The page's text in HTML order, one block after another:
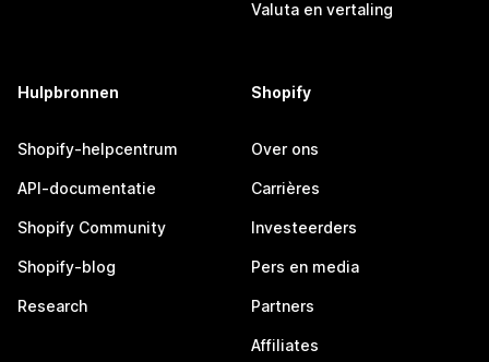
Valuta en vertaling
Hulpbronnen
Shopify-helpcentrum
API-documentatie
Shopify Community
Shopify-blog
Research
Shopify
Over ons
Carrières
Investeerders
Pers en media
Partners
Affiliates